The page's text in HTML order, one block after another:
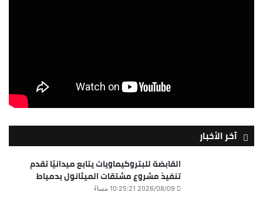
آخر الأخبار
القابضة للبتروكيماويات يتابع ميدانيًا تقدم
تنفيذ مشروع مشتقات الميثانول بدمياط
2026/08/09 10:25:21 مساءً